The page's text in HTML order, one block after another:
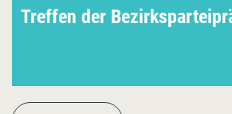
Treffen der